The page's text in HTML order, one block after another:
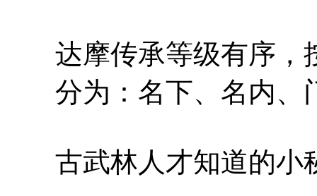
达摩传承等级有序，
分为：名下、名内、
古武林人才知道的小